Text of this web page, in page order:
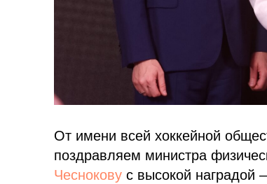
От имени всей хоккейной
поздравляем министра
Чеснокову с высокой